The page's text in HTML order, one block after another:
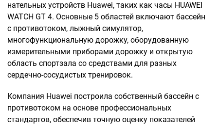
нательных устройств Huawei, таких как часы HUAWEI
WATCH GT 4. Основные 5 областей включают бассейн
с противотоком, лыжный симулятор,
многофункциональную дорожку, оборудованную
измерительными приборами дорожку и открытую
область спортзала со средствами для разных
сердечно-сосудистых тренировок.
Компания Huawei построила собственный бассейн с
противотоком на основе профессиональных
стандартов, обеспечив точную оценку показателей